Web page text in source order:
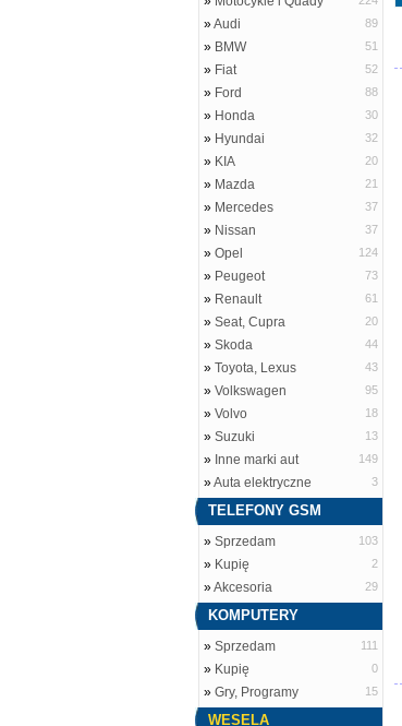
»Audi 89
» BMW 51
» Fiat 52
» Ford 88
» Honda 30
» Hyundai 32
» KIA 20
» Mazda 21
» Mercedes 37
» Nissan 37
» Opel 124
» Peugeot 73
» Renault 61
» Seat, Cupra 20
» Skoda 44
» Toyota, Lexus 43
» Volkswagen 95
» Volvo 18
» Suzuki 13
» Inne marki aut 149
»Auta elektryczne 3
TELEFONY GSM
» Sprzedam 103
» Kupię 2
»Akcesoria 29
KOMPUTERY
» Sprzedam 111
» Kupię 0
» Gry, Programy 15
WESELA